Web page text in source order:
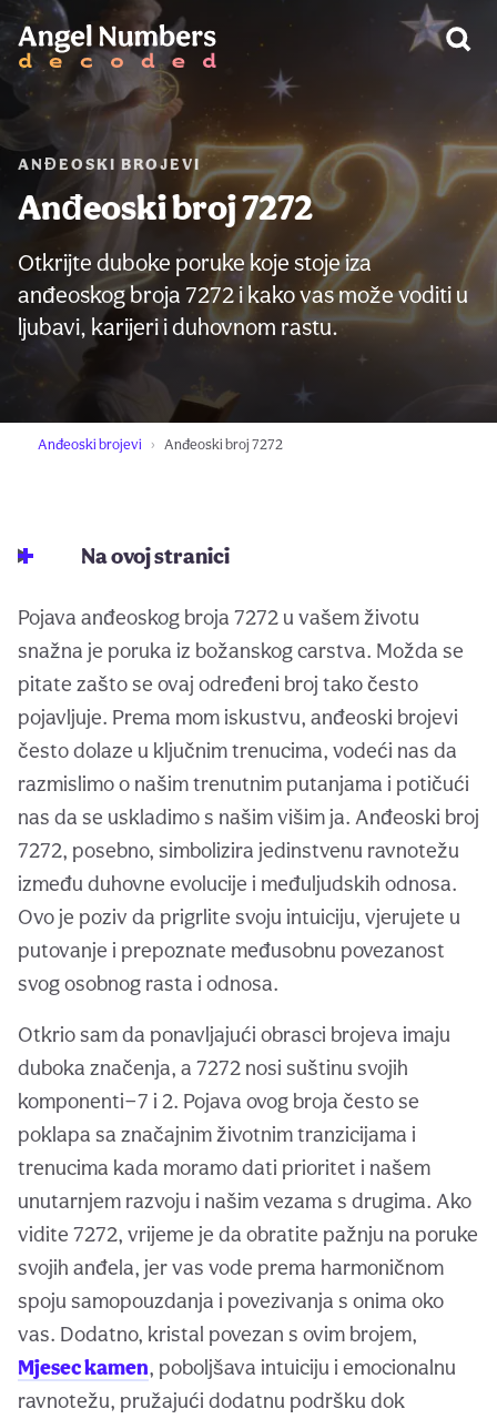
ANĐEOSKI BROJEVI
Anđeoski broj 7272
Otkrijte duboke poruke koje stoje iza
anđeoskog broja 7272 i kako vas može voditi u
ljubavi, karijeri i duhovnom rastu.
Anđeoski brojevi Anđeoski broj 7272
Na ovoj stranici
Pojava anđeoskog broja 7272 u vašem životu
snažna je poruka iz božanskog carstva. Možda se
pitate zašto se ovaj određeni broj tako često
pojavljuje. Prema mom iskustvu, anđeoski brojevi
često dolaze u ključnim trenucima, vodeći nas da
razmislimo o našim trenutnim putanjama i potičući
nas da se uskladimo s našim višim ja. Anđeoski broj
7272, posebno, simbolizira jedinstvenu ravnotežu
između duhovne evolucije i međuljudskih odnosa.
Ovo je poziv da prigrlite svoju intuiciju, vjerujete u
putovanje i prepoznate međusobnu povezanost
svog osobnog rasta i odnosa.
Otkrio sam da ponavljajući obrasci brojeva imaju
duboka značenja, a 7272 nosi suštinu svojih
komponenti—7 i 2. Pojava ovog broja često se
poklapa sa značajnim životnim tranzicijama i
trenucima kada moramo dati prioritet i našem
unutarnjem razvoju i našim vezama s drugima. Ako
vidite 7272, vrijeme je da obratite pažnju na poruke
svojih anđela, jer vas vode prema harmoničnom
spoju samopouzdanja i povezivanja s onima oko
vas. Dodatno, kristal povezan s ovim brojem,
Mjesec kamen, poboljšava intuiciju i emocionalnu
ravnotežu, pružajući dodatnu podršku dok
UPOZORENJE: